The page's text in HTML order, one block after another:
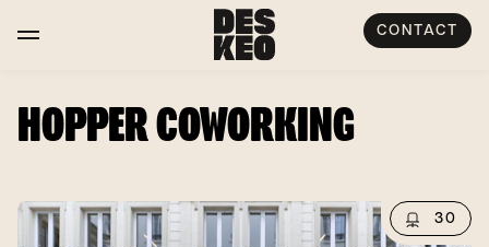
CONTACT
HOPPER COWORKING
30